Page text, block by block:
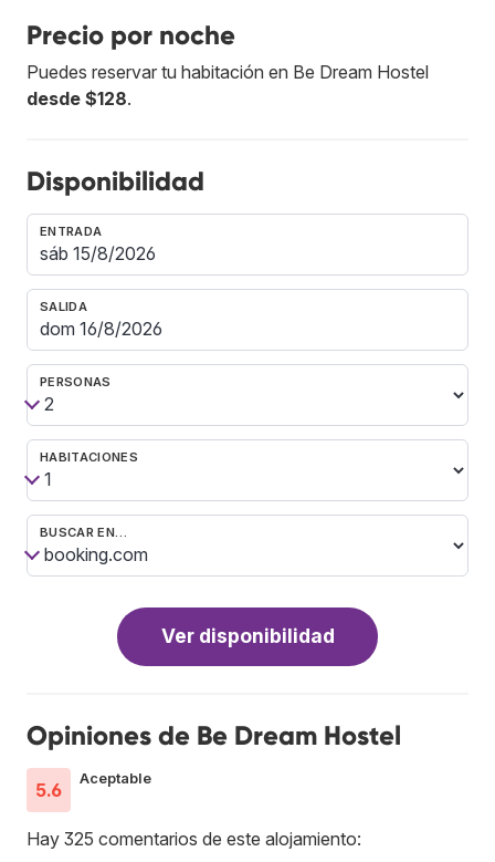
Precio por noche
Puedes reservar tu habitación en Be Dream Hostel
desde $128.
Disponibilidad
ENTRADA
SALIDA
PERSONAS
HABITACIONES
BUSCAR EN…
Ver disponibilidad
Opiniones de Be Dream Hostel
5.6
Aceptable
Hay 325 comentarios de este alojamiento: